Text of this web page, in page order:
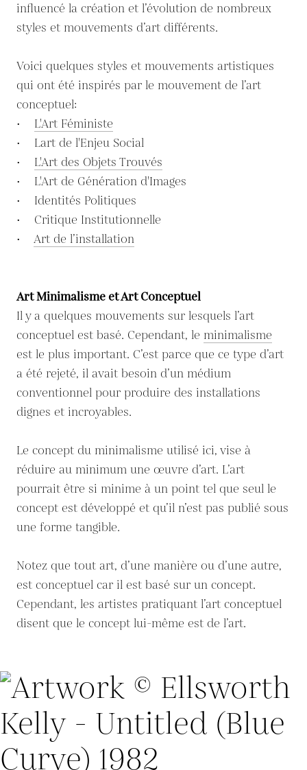
influencé la création et l’évolution de nombreux
styles et mouvements d’art différents.
Voici quelques styles et mouvements artistiques
qui ont été inspirés par le mouvement de l’art
conceptuel:
• L'Art Féministe
• Lart de l'Enjeu Social
• L'Art des Objets Trouvés
• L'Art de Génération d'Images
• Identités Politiques
• Critique Institutionnelle
• Art de l’installation
Art Minimalisme et Art Conceptuel
Il y a quelques mouvements sur lesquels l’art
conceptuel est basé. Cependant, le minimalisme
est le plus important. C’est parce que ce type d’art
a été rejeté, il avait besoin d’un médium
conventionnel pour produire des installations
dignes et incroyables.
Le concept du minimalisme utilisé ici, vise à
réduire au minimum une œuvre d’art. L’art
pourrait être si minime à un point tel que seul le
concept est développé et qu’il n’est pas publié sous
une forme tangible.
Notez que tout art, d’une manière ou d’une autre,
est conceptuel car il est basé sur un concept.
Cependant, les artistes pratiquant l’art conceptuel
disent que le concept lui-même est de l’art.